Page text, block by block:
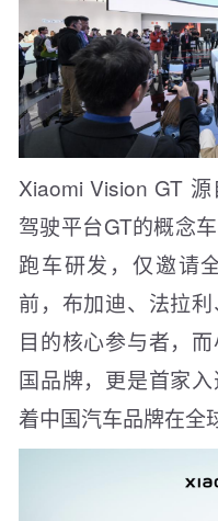
Xiaomi Vision GT
驾驶平台GT的概念
跑车研发，仅邀请
前，布加迪、法拉
目的核心参与者，
国品牌，更是首家
着中国汽车品牌在全